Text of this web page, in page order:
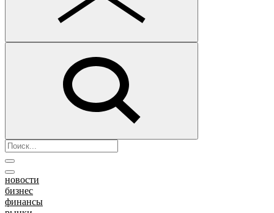
новости
бизнес
финансы